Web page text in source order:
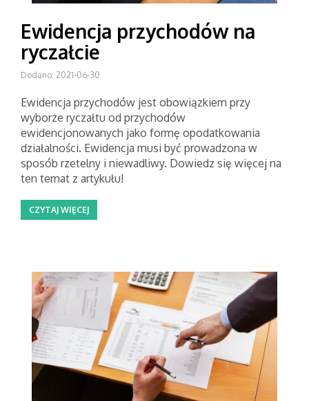
Ewidencja przychodów na
ryczałcie
Dodano: 2021-06-30
Ewidencja przychodów jest obowiązkiem przy
wyborze ryczałtu od przychodów
ewidencjonowanych jako formę opodatkowania
działalności. Ewidencja musi być prowadzona w
sposób rzetelny i niewadliwy. Dowiedz się więcej na
ten temat z artykułu!
CZYTAJ WIĘCEJ